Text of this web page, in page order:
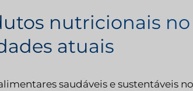
nutricionais
atuais
saudáveis e sustentáveis